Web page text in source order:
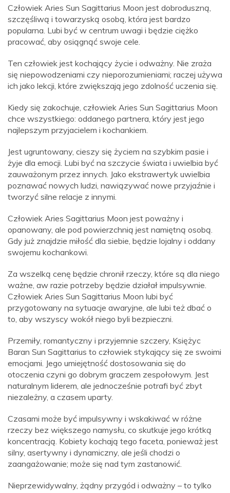
Człowiek Aries Sun Sagittarius Moon jest dobroduszną,
szczęśliwą i towarzyską osobą, która jest bardzo
popularna. Lubi być w centrum uwagi i będzie ciężko
pracować, aby osiągnąć swoje cele.
Ten człowiek jest kochający życie i odważny. Nie zraża
się niepowodzeniami czy nieporozumieniami; raczej używa
ich jako lekcji, które zwiększają jego zdolność uczenia się.
Kiedy się zakochuje, człowiek Aries Sun Sagittarius Moon
chce wszystkiego: oddanego partnera, który jest jego
najlepszym przyjacielem i kochankiem.
Jest ugruntowany, cieszy się życiem na szybkim pasie i
żyje dla emocji. Lubi być na szczycie świata i uwielbia być
zauważonym przez innych. Jako ekstrawertyk uwielbia
poznawać nowych ludzi, nawiązywać nowe przyjaźnie i
tworzyć silne relacje z innymi.
Człowiek Aries Sagittarius Moon jest poważny i
opanowany, ale pod powierzchnią jest namiętną osobą.
Gdy już znajdzie miłość dla siebie, będzie lojalny i oddany
swojemu kochankowi.
Za wszelką cenę będzie chronił rzeczy, które są dla niego
ważne, aw razie potrzeby będzie działał impulsywnie.
Człowiek Aries Sun Sagittarius Moon lubi być
przygotowany na sytuacje awaryjne, ale lubi też dbać o
to, aby wszyscy wokół niego byli bezpieczni.
Przemiły, romantyczny i przyjemnie szczery, Księżyc
Baran Sun Sagittarius to człowiek stykający się ze swoimi
emocjami. Jego umiejętność dostosowania się do
otoczenia czyni go dobrym graczem zespołowym. Jest
naturalnym liderem, ale jednocześnie potrafi być zbyt
niezależny, a czasem uparty.
Czasami może być impulsywny i wskakiwać w różne
rzeczy bez większego namysłu, co skutkuje jego krótką
koncentracją. Kobiety kochają tego faceta, ponieważ jest
silny, asertywny i dynamiczny, ale jeśli chodzi o
zaangażowanie; może się nad tym zastanowić.
Nieprzewidywalny, żądny przygód i odważny – to tylko